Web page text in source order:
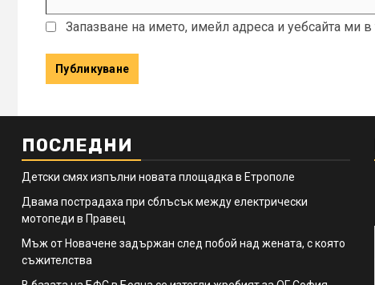
Запазване на името, имейл адреса и уебсайта ми
ПОСЛЕДНИ
Детски смях изпълни новата площадка в Етрополе
Двама пострадаха при сблъсък между електрически
мотопеди в Правец
Мъж от Новачене задържан след побой над жената, с която
съжителства